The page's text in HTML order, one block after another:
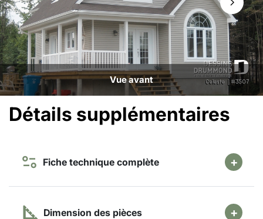
Vue avant
Détails supplémentaires
Fiche technique complète
Dimension des pièces